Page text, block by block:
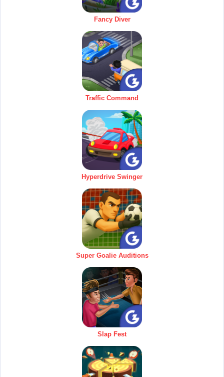
Fancy Diver
Traffic Command
Hyperdrive Swinger
Super Goalie Auditions
Slap Fest